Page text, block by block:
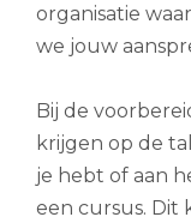
organisatie
we jouw
Bij de
krijgen op de
je hebt of aan
een cursus. Dit